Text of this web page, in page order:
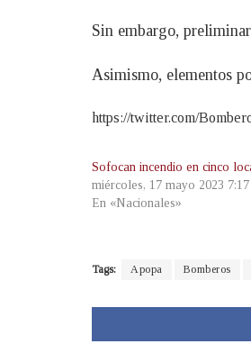
Sin embargo,
Asimismo, elementos
https://twitter.com/
Sofocan incendio en cinco
miércoles, 17 mayo 2023
En «Nacionales»
Tags: Apopa Bomberos